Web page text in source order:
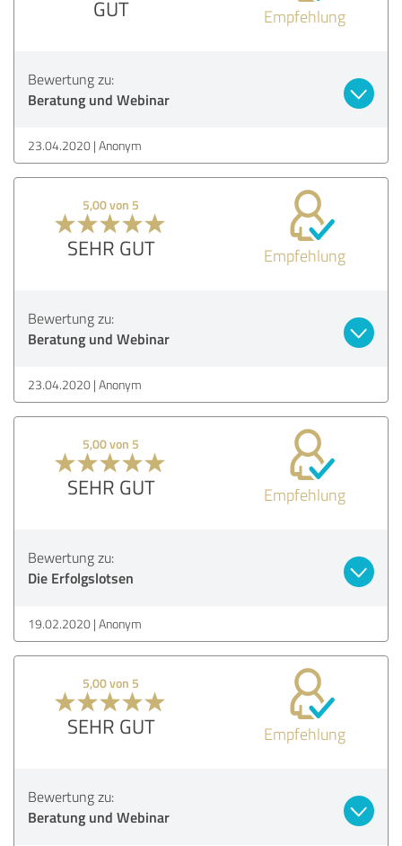
GUT Empfehlung
Bewertung zu:
Beratung und Webinar
23.04.2020 Anonym
5,00 von 5
SEHR GUT Empfehlung
Bewertung zu:
Beratung und Webinar
23.04.2020 Anonym
5,00 von 5
SEHR GUT Empfehlung
Bewertung zu:
Die Erfolgslotsen
19.02.2020 Anonym
5,00 von 5
SEHR GUT Empfehlung
Bewertung zu:
Beratung und Webinar